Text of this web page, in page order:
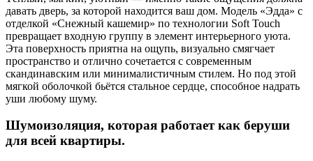
давать дверь, за которой находится ваш дом. Модель «Эдда» с
отделкой «Снежный кашемир» по технологии Soft Touch
превращает входную группу в элемент интерьерного уюта.
Эта поверхность приятна на ощупь, визуально смягчает
пространство и отлично сочетается с современным
скандинавским или минималистичным стилем. Но под этой
мягкой оболочкой бьётся стальное сердце, способное надрать
уши любому шуму.
Шумоизоляция, которая работает как беруши
для всей квартиры.